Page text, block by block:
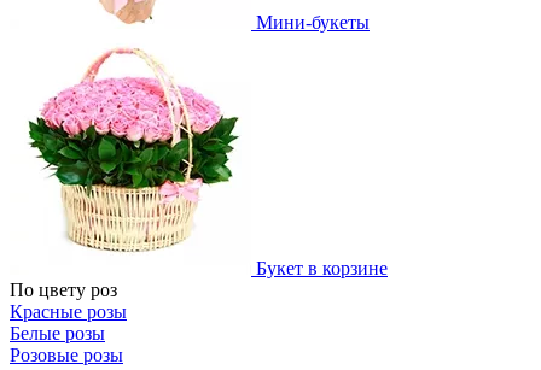
Мини-букеты
Букет в корзине
По цвету роз
Красные розы
Белые розы
Розовые розы